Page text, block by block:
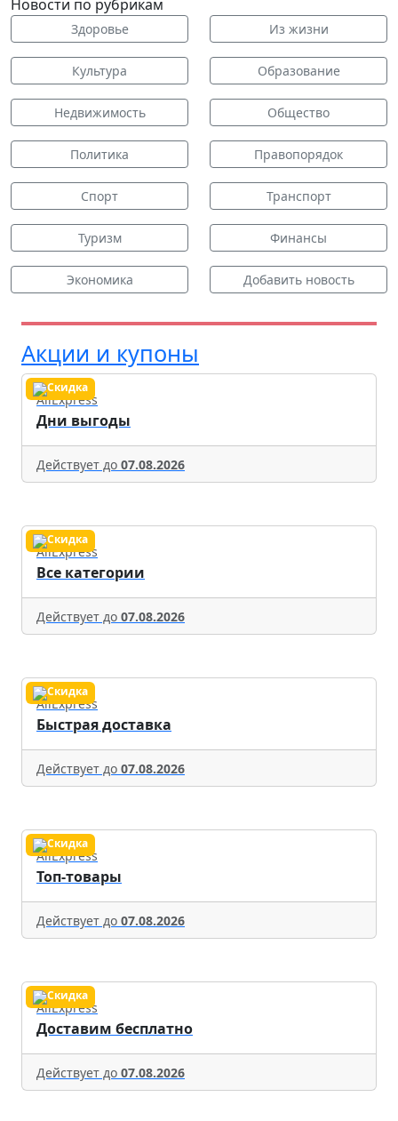
Новости по рубрикам
Здоровье Из жизни
Культура Образование
Недвижимость Общество
Политика Правопорядок
Спорт Транспорт
Туризм Финансы
Экономика Добавить новость
Акции и купоны
AliExpress
Дни выгоды
Действует до 07.08.2026
AliExpress
Все категории
Действует до 07.08.2026
AliExpress
Быстрая доставка
Действует до 07.08.2026
AliExpress
Топ-товары
Действует до 07.08.2026
AliExpress
Доставим бесплатно
Действует до 07.08.2026